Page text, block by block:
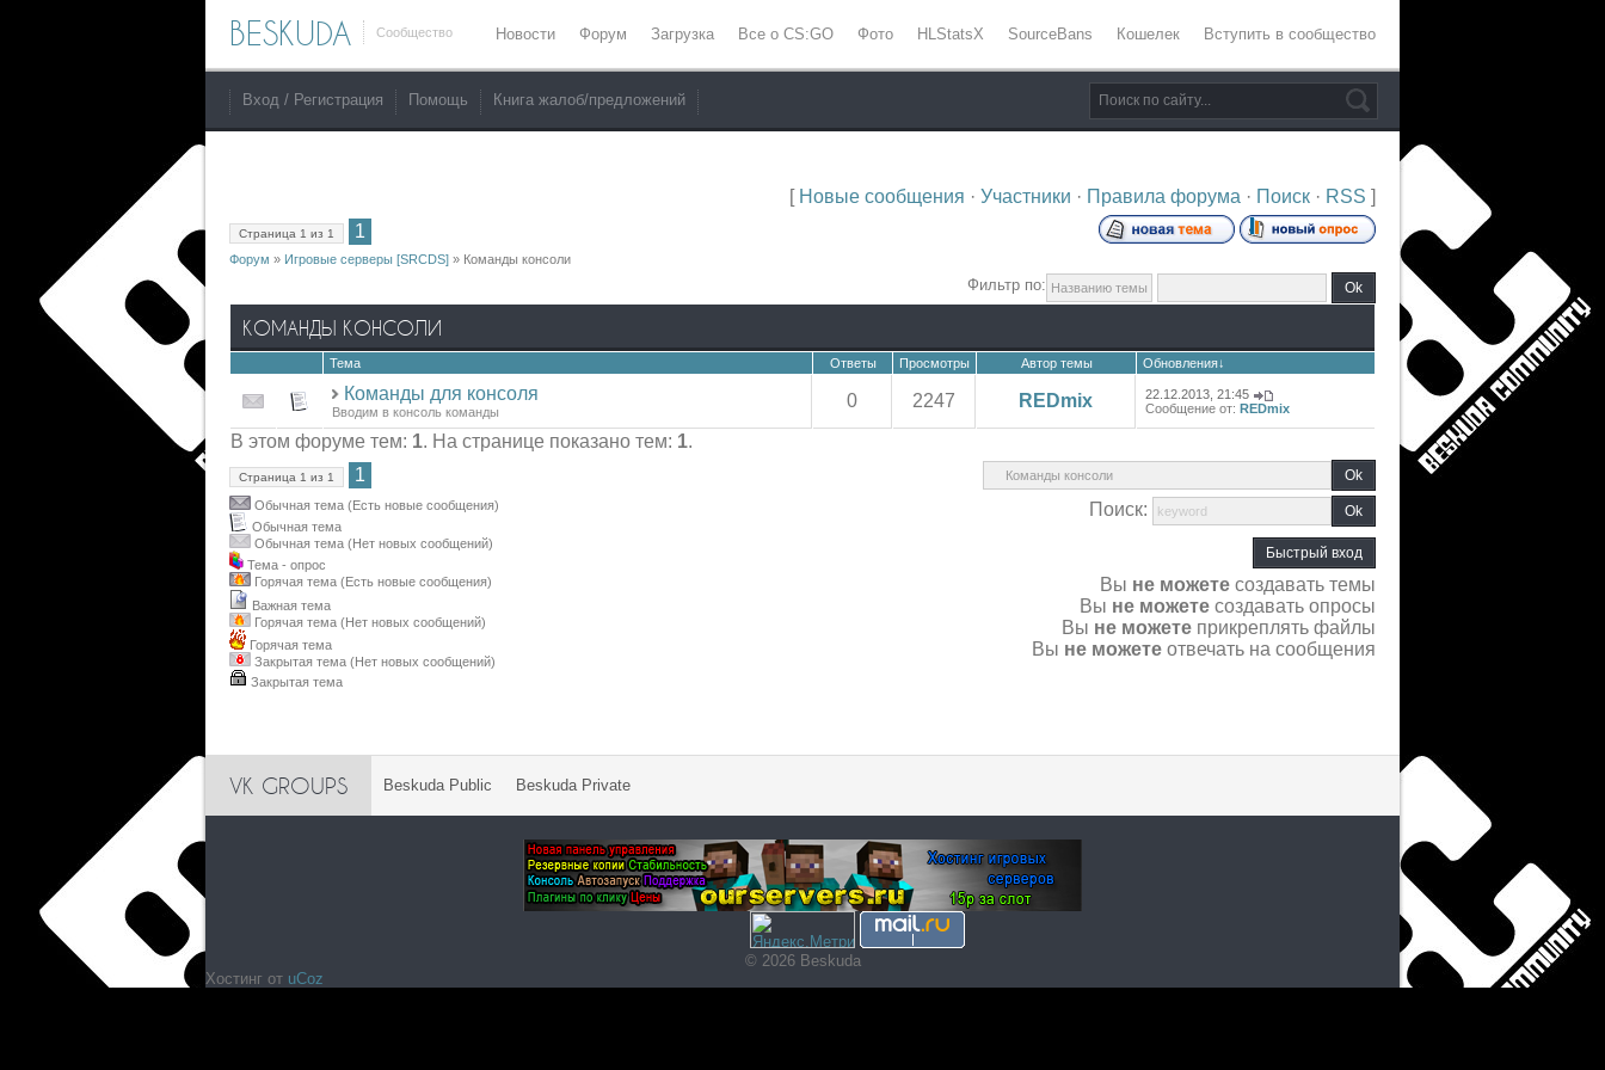
BESKUDA Сообщество Новости Форум Загрузка Все о CS:GO Фото HLStatsX SourceBans Кошелек Вступить в сообщество
Вход / Регистрация Помощь Книга жалоб/предложений
[ Новые сообщения · Участники · Правила форума · Поиск · RSS ]
Страница 1 из 1 1
Форум » Игровые серверы [SRCDS] » Команды консоли
Фильтр по:
КОМАНДЫ КОНСОЛИ
Тема Ответы Просмотры Автор темы Обновления↓
Команды для консоля
Вводим в консоль команды
0 2247 REDmix
22.12.2013, 21:45
Сообщение от: REDmix
В этом форуме тем: 1. На странице показано тем: 1.
Страница 1 из 1 1
Обычная тема (Есть новые сообщения)
Обычная тема
Обычная тема (Нет новых сообщений)
Тема - опрос
Горячая тема (Есть новые сообщения)
Важная тема
Горячая тема (Нет новых сообщений)
Горячая тема
Закрытая тема (Нет новых сообщений)
Закрытая тема
Поиск:
Вы не можете создавать темы
Вы не можете создавать опросы
Вы не можете прикреплять файлы
Вы не можете отвечать на сообщения
VK GROUPS Beskuda Public Beskuda Private
© 2026 Beskuda
Хостинг от uCoz